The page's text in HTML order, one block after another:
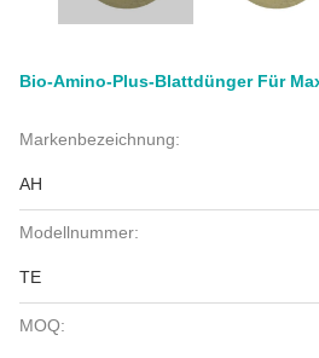
Bio-Amino-Plus-Blattdünger Für
Markenbezeichnung:
AH
Modellnummer:
TE
MOQ: